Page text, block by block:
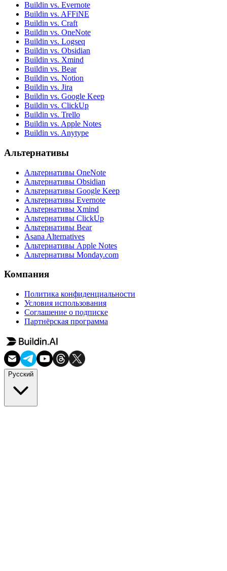
Buildin vs. Evernote
Buildin vs. AFFiNE
Buildin vs. Craft
Buildin vs. OneNote
Buildin vs. Logseq
Buildin vs. Obsidian
Buildin vs. Xmind
Buildin vs. Bear
Buildin vs. Notion
Buildin vs. Jira
Buildin vs. Google Keep
Buildin vs. ClickUp
Buildin vs. Trello
Buildin vs. Apple Notes
Buildin vs. Anytype
Альтернативы
Альтернативы OneNote
Альтернативы Obsidian
Альтернативы Google Keep
Альтернативы Evernote
Альтернативы Xmind
Альтернативы ClickUp
Альтернативы Bear
Asana Alternatives
Альтернативы Apple Notes
Альтернативы Monday.com
Компания
Политика конфиденциальности
Условия использования
Соглашение о подписке
Партнёрская программа
Русский